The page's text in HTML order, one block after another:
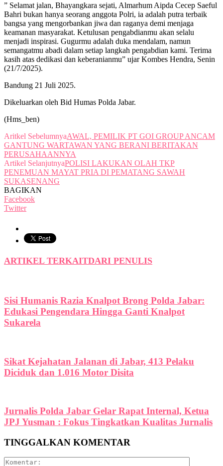
” Selamat jalan, Bhayangkara sejati, Almarhum Aipda Cecep Saeful
Bahri bukan hanya seorang anggota Polri, ia adalah putra terbaik
bangsa yang mengorbankan jiwa dan raganya demi menjaga
keamanan masyarakat. Ketulusan pengabdianmu akan selalu
menjadi inspirasi. Gugurmu adalah duka mendalam, namun
semangatmu abadi dalam setiap langkah pengabdian kami. Terima
kasih atas dedikasi dan keberanianmu” ujar Kombes Hendra, Senin
(21/7/2025).
Bandung 21 Juli 2025.
Dikeluarkan oleh Bid Humas Polda Jabar.
(Hms_ben)
Aritkel SebelumnyaAWAL, PEMILIK PT GOI GROUP ANCAM
GANTUNG WARTAWAN YANG BERANI BERITAKAN
PERUSAHAANNYA
Artikel SelanjutnyaPOLISI LAKUKAN OLAH TKP
PENEMUAN MAYAT PRIA DI PEMATANG SAWAH
SUKASENANG
BAGIKAN
Facebook
Twitter
ARTIKEL TERKAITDARI PENULIS
Sisi Humanis Razia Knalpot Brong Polda Jabar:
Edukasi Pengendara Hingga Ganti Knalpot
Sukarela
Sikat Kejahatan Jalanan di Jabar, 413 Pelaku
Diciduk dan 1.016 Motor Disita
Jurnalis Polda Jabar Gelar Rapat Internal, Ketua
JPJ Yusman : Fokus Tingkatkan Kualitas Jurnalis
TINGGALKAN KOMENTAR